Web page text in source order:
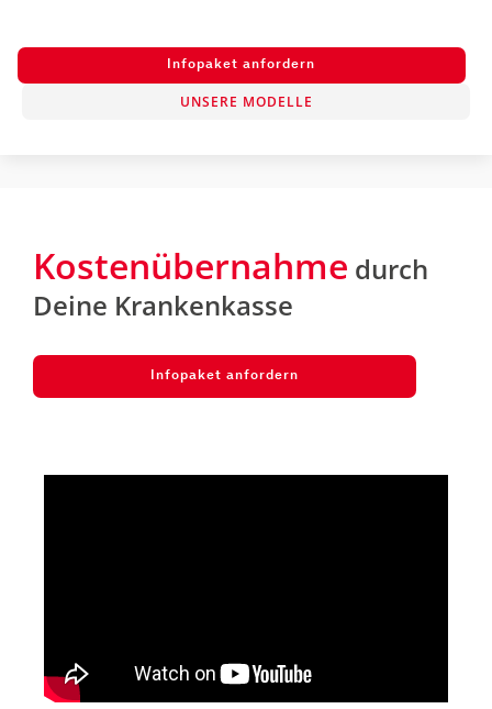
Infopaket anfordern
UNSERE MODELLE
Kostenübernahme durch
Deine Krankenkasse
Infopaket anfordern